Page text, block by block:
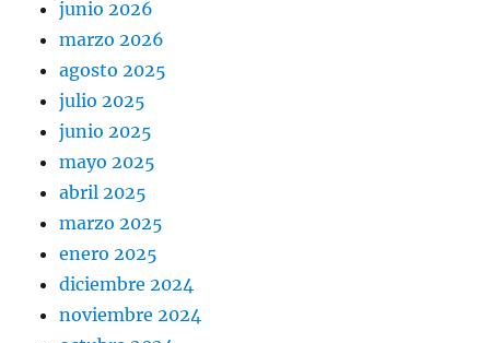
junio 2026
marzo 2026
agosto 2025
julio 2025
junio 2025
mayo 2025
abril 2025
marzo 2025
enero 2025
diciembre 2024
noviembre 2024